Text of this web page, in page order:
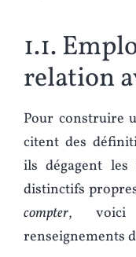
1.1.
relation
Pour construire
citent des
ils dégagent les
distinctifs
compter, voici
renseignements